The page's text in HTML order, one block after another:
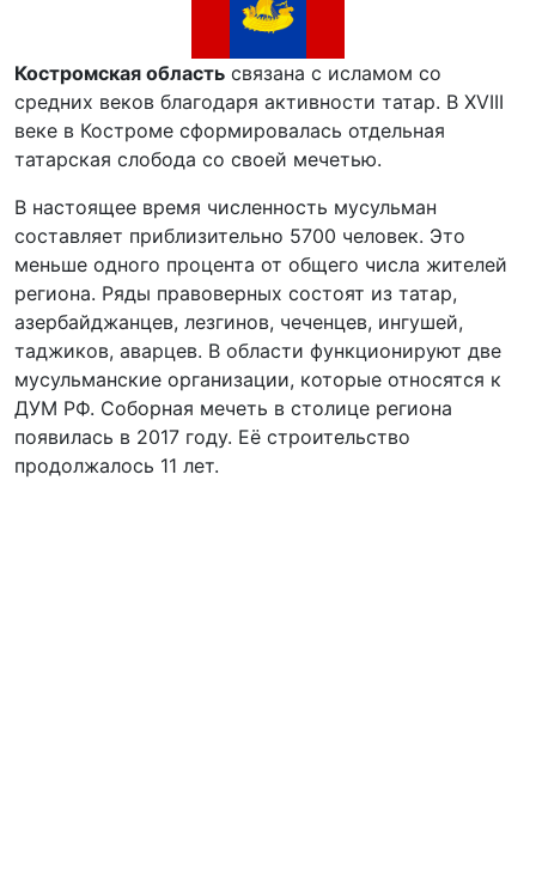
Костромская область связана с исламом со
средних веков благодаря активности татар. В XVIII
веке в Костроме сформировалась отдельная
татарская слобода со своей мечетью.
В настоящее время численность мусульман
составляет приблизительно 5700 человек. Это
меньше одного процента от общего числа жителей
региона. Ряды правоверных состоят из татар,
азербайджанцев, лезгинов, чеченцев, ингушей,
таджиков, аварцев. В области функционируют две
мусульманские организации, которые относятся к
ДУМ РФ. Соборная мечеть в столице региона
появилась в 2017 году. Её строительство
продолжалось 11 лет.